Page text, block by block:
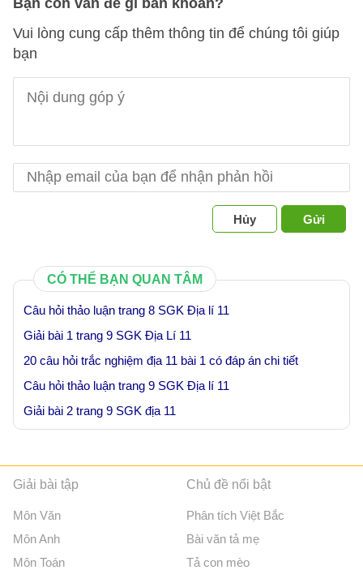
Bạn còn vấn đề gì băn khoăn?
Vui lòng cung cấp thêm thông tin để chúng tôi giúp
bạn
Hủy Gửi
CÓ THỂ BẠN QUAN TÂM
Câu hỏi thảo luận trang 8 SGK Địa lí 11
Giải bài 1 trang 9 SGK Địa Lí 11
20 câu hỏi trắc nghiệm địa 11 bài 1 có đáp án chi tiết
Câu hỏi thảo luận trang 9 SGK Địa lí 11
Giải bài 2 trang 9 SGK địa 11
Giải bài tập
Môn Văn
Môn Anh
Môn Toán
Chủ đề nổi bật
Phân tích Việt Bắc
Bài văn tả mẹ
Tả con mèo